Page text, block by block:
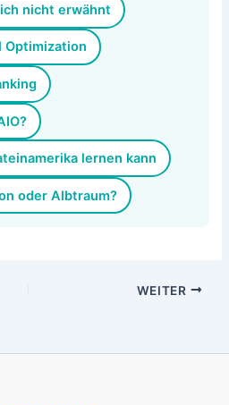
nicht erwähnt
Optimization
lernen kann
oder Albtraum?
WEITER